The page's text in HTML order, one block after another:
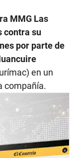
MMG Las
contra su
por parte de
en un
compañía.